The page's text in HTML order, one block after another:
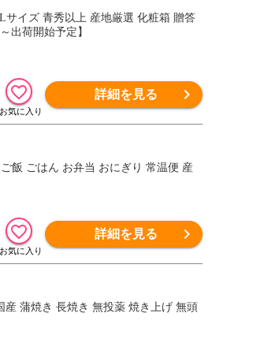
サイズ 青秀以上 産地厳選 化粧箱 贈答
出荷開始予定】
詳細を見る
飯 ごはん お弁当 おにぎり 常温便 産
詳細を見る
産 蒲焼き 長焼き 無投薬 焼き上げ 無頭